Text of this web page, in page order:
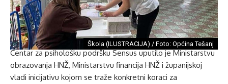
Škola (ILUSTRACIJA) / Foto: Općina Tešanj
Centar za psihološku podršku Sensus uputilo je Ministarstvu
obrazovanja HNŽ, Ministarstvu financija HNŽ i županijskoj
vladi inicijativu kojom se traže konkretni koraci za